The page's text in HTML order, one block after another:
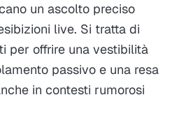
un ascolto preciso
live. Si tratta di
per offrire una vestibilità
passivo e una resa
in contesti rumorosi